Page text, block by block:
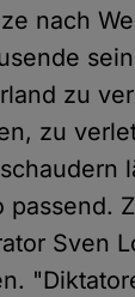
nach
zu
zu
Sven